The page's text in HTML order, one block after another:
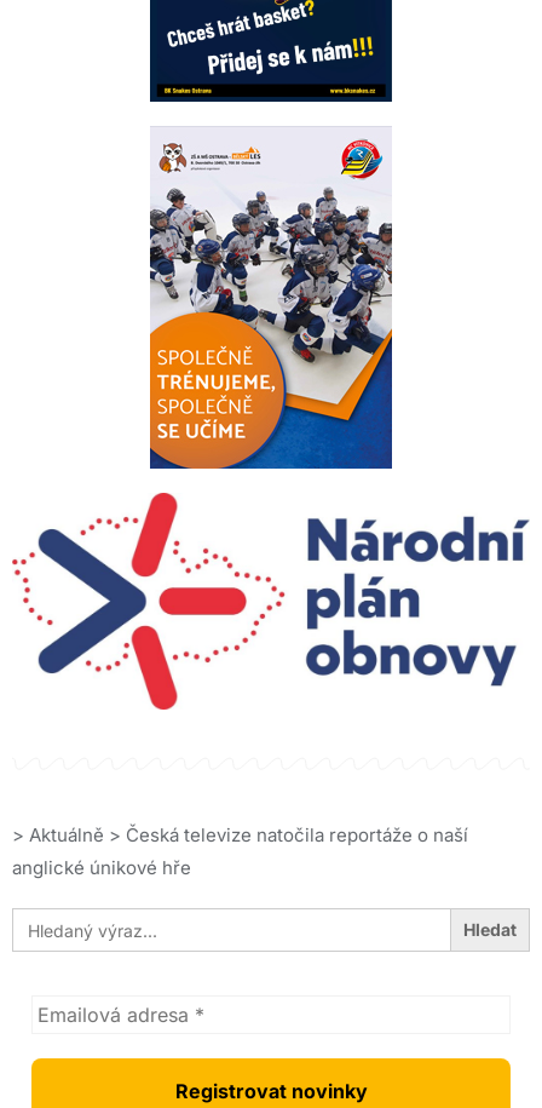
> Aktuálně > Česká televize natočila reportáže o naší
anglické únikové hře
Search
for: